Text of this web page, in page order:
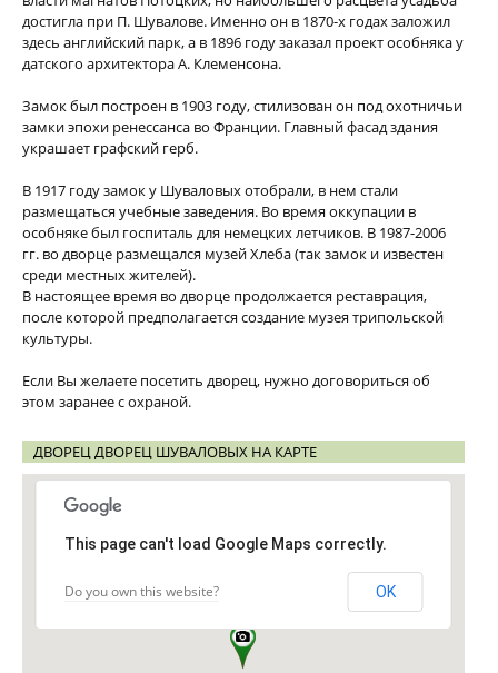
достигла при П. Шувалове. Именно он в 1870-х годах заложил
здесь английский парк, а в 1896 году заказал проект особняка у
датского архитектора А. Клеменсона.
Замок был построен в 1903 году, стилизован он под охотничьи
замки эпохи ренессанса во Франции. Главный фасад здания
украшает графский герб.
В 1917 году замок у Шуваловых отобрали, в нем стали
размещаться учебные заведения. Во время оккупации в
особняке был госпиталь для немецких летчиков. В 1987-2006
гг. во дворце размещался музей Хлеба (так замок и известен
среди местных жителей).
В настоящее время во дворце продолжается реставрация,
после которой предполагается создание музея трипольской
культуры.
Если Вы желаете посетить дворец, нужно договориться об
этом заранее с охраной.
ДВОРЕЦ ДВОРЕЦ ШУВАЛОВЫХ НА КАРТЕ
This page can't load Google Maps correctly.
Do you own this website? OK